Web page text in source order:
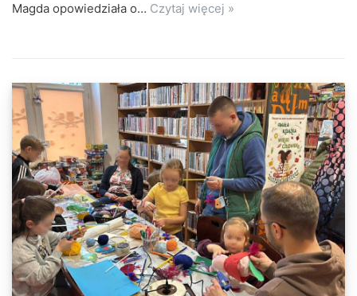
Magda opowiedziała o… Czytaj więcej »